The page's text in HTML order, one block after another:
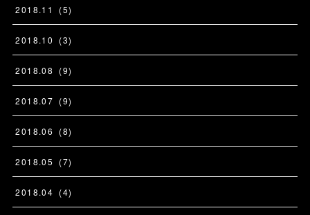
2018.11 (5)
2018.10 (3)
2018.08 (9)
2018.07 (9)
2018.06 (8)
2018.05 (7)
2018.04 (4)